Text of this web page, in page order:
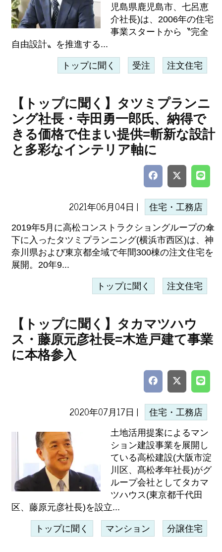
児島県鹿児島市、七呂恵
介社長)は、2006年の住宅
事業スタートから〝完全
自由設計〟を推進する...
トップに聞く 受注 注文住宅
【トップに聞く】タツミプランニ
ング社長・寺田勇一郎氏、納得で
きる価格で住まい提供=斬新な設計
と多彩なインテリア軸に
2021年06月04日 | 住宅・工務店
2019年5月に高松コンストラクショングループの傘
下に入ったタツミプランニング(横浜市西区)は、神
奈川県および東京都全域で年間300棟の注文住宅を
展開。20年9...
トップに聞く 注文住宅
【トップに聞く】タカマツハウ
ス・藤原元彦社長=木造戸建て事業
に本格参入
2020年07月17日 | 住宅・工務店
土地活用提案によるマン
ション建設事業を展開し
ている高松建設(大阪市淀
川区、髙松孝年社長)がグ
ループ会社としてタカマ
ツハウス(東京都千代田
区、藤原元彦社長)を設立...
トップに聞く マンション 分譲住宅